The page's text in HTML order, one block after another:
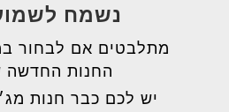
נשמח
מתלבטים אם לבחור
החנות החדשה
יש לכם כבר חנות